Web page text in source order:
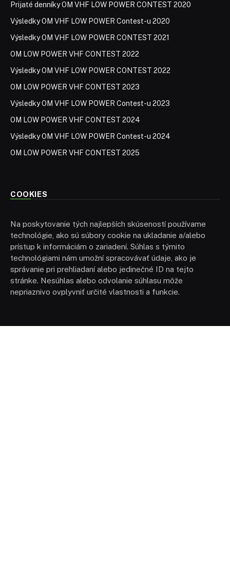
Prijaté denníky OM VHF LOW POWER CONTEST 2020
Výsledky OM VHF LOW POWER Contest-u 2020
Výsledky OM VHF LOW POWER CONTEST 2021
OM LOW POWER VHF CONTEST 2022
Výsledky OM VHF LOW POWER CONTEST 2022
OM LOW POWER VHF CONTEST 2023
Výsledky OM VHF LOW POWER Contest-u 2023
OM LOW POWER VHF CONTEST 2024
Výsledky OM VHF LOW POWER Contest-u 2024
OM LOW POWER VHF CONTEST 2025
COOKIES
Na poskytovanie tých najlepších skúseností používame
technológie, ako sú súbory cookie na ukladanie a/alebo
prístup k informáciám o zariadení. Súhlas s týmito
technológiami nám umožní spracovávať údaje, ako je
správanie pri prehliadaní alebo jedinečné ID na tejto
stránke. Nesúhlas alebo odvolanie súhlasu môže
nepriaznivo ovplyvniť určité vlastnosti a funkcie.